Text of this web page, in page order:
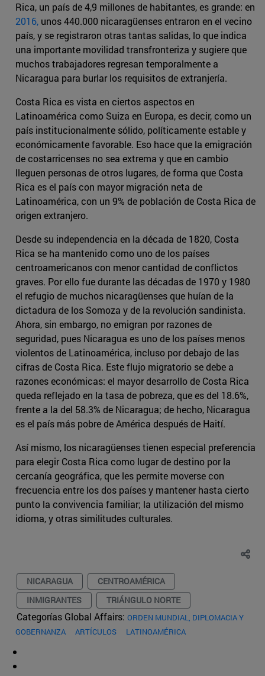
Rica, un país de 4,9 millones de habitantes, es grande: en
2016, unos 440.000 nicaragüenses entraron en el vecino
país, y se registraron otras tantas salidas, lo que indica
una importante movilidad transfronteriza y sugiere que
muchos trabajadores regresan temporalmente a
Nicaragua para burlar los requisitos de extranjería.
Costa Rica es vista en ciertos aspectos en
Latinoamérica como Suiza en Europa, es decir, como un
país institucionalmente sólido, políticamente estable y
económicamente favorable. Eso hace que la emigración
de costarricenses no sea extrema y que en cambio
lleguen personas de otros lugares, de forma que Costa
Rica es el país con mayor migración neta de
Latinoamérica, con un 9% de población de Costa Rica de
origen extranjero.
Desde su independencia en la década de 1820, Costa
Rica se ha mantenido como uno de los países
centroamericanos con menor cantidad de conflictos
graves. Por ello fue durante las décadas de 1970 y 1980
el refugio de muchos nicaragüenses que huían de la
dictadura de los Somoza y de la revolución sandinista.
Ahora, sin embargo, no emigran por razones de
seguridad, pues Nicaragua es uno de los países menos
violentos de Latinoamérica, incluso por debajo de las
cifras de Costa Rica. Este flujo migratorio se debe a
razones económicas: el mayor desarrollo de Costa Rica
queda reflejado en la tasa de pobreza, que es del 18.6%,
frente a la del 58.3% de Nicaragua; de hecho, Nicaragua
es el país más pobre de América después de Haití.
Así mismo, los nicaragüenses tienen especial preferencia
para elegir Costa Rica como lugar de destino por la
cercanía geográfica, que les permite moverse con
frecuencia entre los dos países y mantener hasta cierto
punto la convivencia familiar; la utilización del mismo
idioma, y otras similitudes culturales.
NICARAGUA
CENTROAMÉRICA
INMIGRANTES
TRIÁNGULO NORTE
Categorías Global Affairs: ORDEN MUNDIAL, DIPLOMACIA Y
GOBERNANZA
ARTÍCULOS LATINOAMÉRICA